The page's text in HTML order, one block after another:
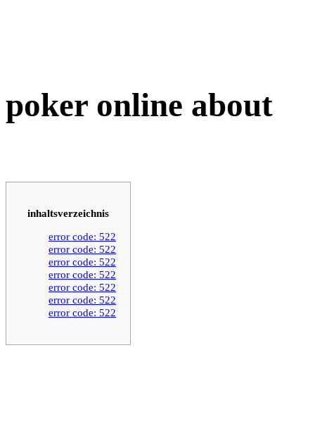
poker online about
inhaltsverzeichnis
error code: 522
error code: 522
error code: 522
error code: 522
error code: 522
error code: 522
error code: 522